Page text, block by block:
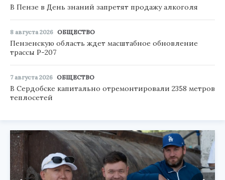
В Пензе в День знаний запретят продажу алкоголя
8 августа 2026 ОБЩЕСТВО
Пензенскую область ждет масштабное обновление
трассы Р-207
7 августа 2026 ОБЩЕСТВО
В Сердобске капитально отремонтировали 2358 метров
теплосетей